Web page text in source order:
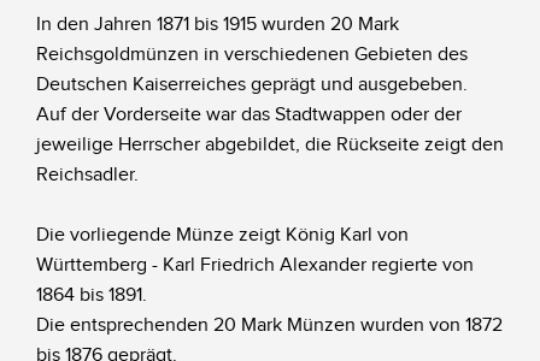
In den Jahren 1871 bis 1915 wurden 20 Mark
Reichsgoldmünzen in verschiedenen Gebieten des
Deutschen Kaiserreiches geprägt und ausgebeben.
Auf der Vorderseite war das Stadtwappen oder der
jeweilige Herrscher abgebildet, die Rückseite zeigt den
Reichsadler.
Die vorliegende Münze zeigt König Karl von
Württemberg - Karl Friedrich Alexander regierte von
1864 bis 1891.
Die entsprechenden 20 Mark Münzen wurden von 1872
bis 1876 geprägt.